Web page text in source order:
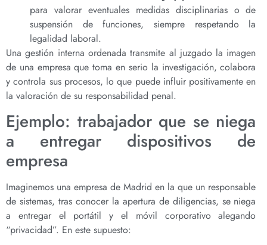
para valorar eventuales medidas disciplinarias o de
suspensión de funciones, siempre respetando la
legalidad laboral.
Una gestión interna ordenada transmite al juzgado la imagen
de una empresa que toma en serio la investigación, colabora
y controla sus procesos, lo que puede influir positivamente en
la valoración de su responsabilidad penal.
Ejemplo: trabajador que se niega
a entregar dispositivos de
empresa
Imaginemos una empresa de Madrid en la que un responsable
de sistemas, tras conocer la apertura de diligencias, se niega
a entregar el portátil y el móvil corporativo alegando
“privacidad”. En este supuesto: